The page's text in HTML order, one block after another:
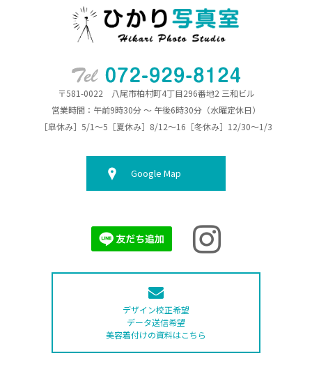
〒581-0022 八尾市柏村町4丁目296番地2 三和ビル
営業時間：午前9時30分 ～ 午後6時30分（水曜定休日）
［皐休み］5/1～5［夏休み］8/12～16［冬休み］12/30～1/3
Google Map
デザイン校正希望
データ送信希望
美容着付けの資料はこちら